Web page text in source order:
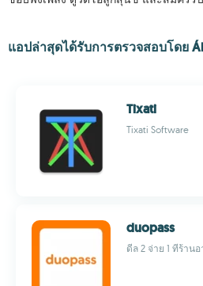
แอปล่าสุดได้รับการตรวจสอบโดย
Tixati
Tixati Software
duopass
ดีล 2 จ่าย 1 ที่ร้าน